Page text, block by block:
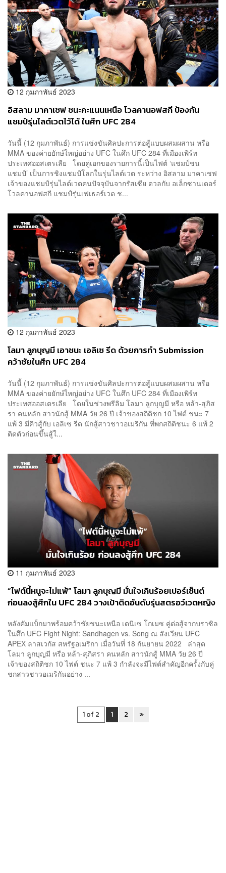
12 กุมภาพันธ์ 2023
อิสลาม มาคาเชฟ ชนะคะแนนเหนือ โวลคานอฟสกี ป้องกัน
แชมป์รุ่นไลต์เวตไว้ได้ ในศึก UFC 284
วันนี้ (12 กุมภาพันธ์) การแข่งขันศิลปะการต่อสู้แบบผสมผสาน หรือ
MMA ของค่ายยักษ์ใหญ่อย่าง UFC ในศึก UFC 284 ที่เมืองเพิร์ท
ประเทศออสเตรเลีย โดยคู่เอกของรายการนี้เป็นไฟต์ ‘แชมป์ชน
แชมป์’ เป็นการชิงแชมป์โลกในรุ่นไลต์เวต ระหว่าง อิสลาม มาคาเชฟ
เจ้าของแชมป์รุ่นไลต์เวตคนปัจจุบันจากรัสเซีย ดวลกับ อเล็กซานเดอร์
โวลคานอฟสกี แชมป์รุ่นเฟเธอร์เวต ช...
12 กุมภาพันธ์ 2023
โลมา ลูกบุญมี เอาชนะ เอลิเซ รีด ด้วยการทำ Submission
คว้าชัยในศึก UFC 284
วันนี้ (12 กุมภาพันธ์) การแข่งขันศิลปะการต่อสู้แบบผสมผสาน หรือ
MMA ของค่ายยักษ์ใหญ่อย่าง UFC ในศึก UFC 284 ที่เมืองเพิร์ท
ประเทศออสเตรเลีย โดยในช่วงพรีลิม โลมา ลูกบุญมี หรือ หล้า-สุภิส
รา คนหลัก สาวนักสู้ MMA วัย 26 ปี เจ้าของสถิติชก 10 ไฟต์ ชนะ 7
แพ้ 3 มีคิวสู้กับ เอลิเซ รีด นักสู้สาวชาวอเมริกัน ที่พกสถิติชนะ 6 แพ้ 2
ติดตัวก่อนขึ้นสู้ใ...
11 กุมภาพันธ์ 2023
“ไฟต์นี้หนูจะไม่แพ้” โลมา ลูกบุญมี มั่นใจเกินร้อยเปอร์เซ็นต์
ก่อนลงสู้ศึกใน UFC 284 วางเป้าติดอันดับรุ่นสตรอว์เวตหญิง
หลังคัมแบ็กมาพร้อมคว้าชัยชนะเหนือ เดนิเซ โกเมซ คู่ต่อสู้จากบราซิล
ในศึก UFC Fight Night: Sandhagen vs. Song ณ สังเวียน UFC
APEX ลาสเวกัส สหรัฐอเมริกา เมื่อวันที่ 18 กันยายน 2022 ล่าสุด
โลมา ลูกบุญมี หรือ หล้า-สุภิสรา คนหลัก สาวนักสู้ MMA วัย 26 ปี
เจ้าของสถิติชก 10 ไฟต์ ชนะ 7 แพ้ 3 กำลังจะมีไฟต์สำคัญอีกครั้งกับคู่
ชกสาวชาวอเมริกันอย่าง ...
1 of 2 1 2 »